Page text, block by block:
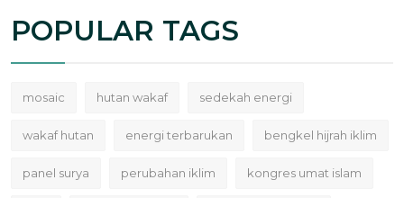
POPULAR TAGS
mosaic hutan wakaf sedekah energi
wakaf hutan energi terbarukan bengkel hijrah iklim
panel surya perubahan iklim kongres umat islam